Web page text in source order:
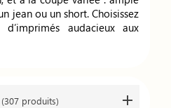
jean ou un short. Choisissez
audacieux aux
(307 produits)